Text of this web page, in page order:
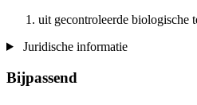
uit gecontroleerde biologische
Juridische informatie
Bijpassend